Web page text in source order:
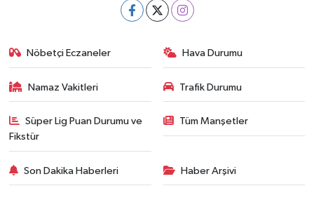
Nöbetçi Eczaneler Hava Durumu
Namaz Vakitleri Trafik Durumu
Süper Lig Puan Durumu ve
Fikstür
Tüm Manşetler
Son Dakika Haberleri Haber Arşivi